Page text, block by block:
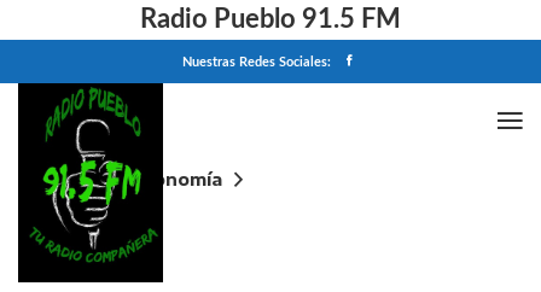
Radio Pueblo 91.5 FM
Nuestras Redes Sociales:
Home
Economía
Plazo fijo, por el piso: cómo operan los principales
bancos hoy, miércoles 13 de mayo